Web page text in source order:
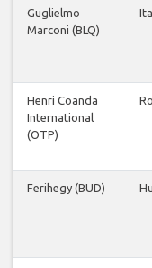
Guglielmo
Marconi (BLQ)
Henri Coanda
International
(OTP)
Ferihegy (BUD)